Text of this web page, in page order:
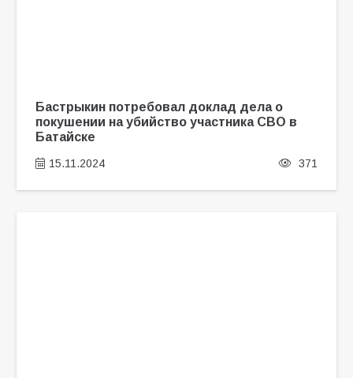
Бастрыкин потребовал доклад дела о
покушении на убийство участника СВО в
Батайске
15.11.2024 371